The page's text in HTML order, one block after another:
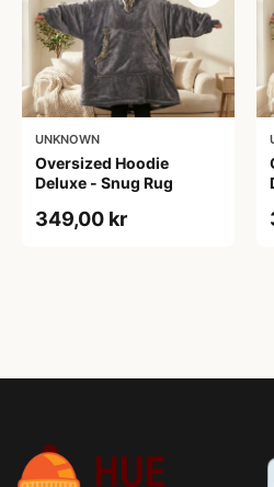
UNKNOWN
Oversized Hoodie
Deluxe - Snug Rug
349,00 kr